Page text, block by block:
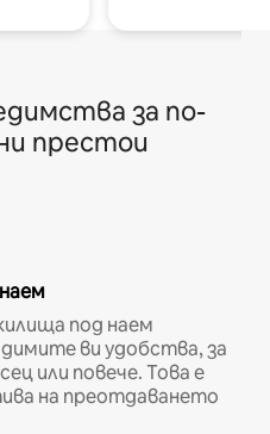
за по-
престои
под наем
ви удобства, за
или повече. Това е
на преотдаването